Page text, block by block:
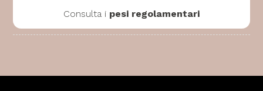
Consulta i pesi regolamentari